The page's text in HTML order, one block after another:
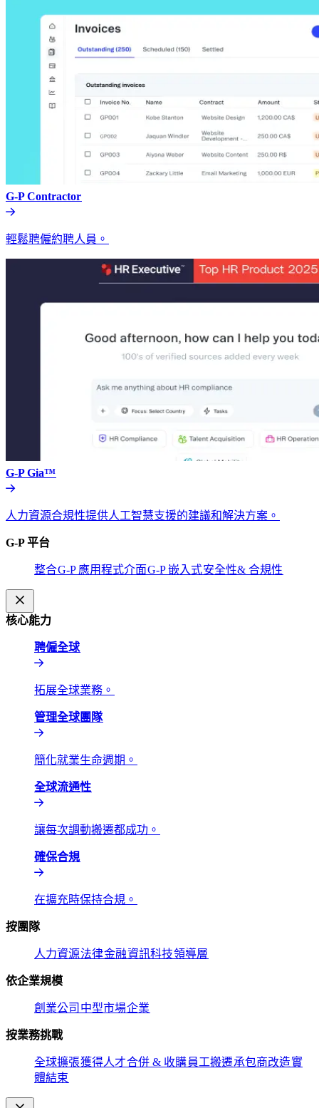
G-P Contractor​​
輕鬆聘僱約聘人員。​​
G-P Gia™​​
人力資源合規性提供人工智慧支援的建議和解決方案。​​
G-P 平台​​
整合​​G-P 應用程式介面​​G-P 嵌入式​​安全性& 合規性​​
核心能力​​
聘僱全球​​
拓展全球業務。​​
管理全球團隊​​
簡化就業生命週期。​​
全球流通性​​
讓每次調動搬遷都成功。​​
確保合規​​
在擴充時保持合規。​​
按團隊​​
人力資源​​法律​​金融​​資訊科技​​領導層​​
依企業規模​​
創業公司​​ 中型市場​​企業​​
按業務挑戰​​
全球擴張​​獲得人才​​合併 & 收購​​員工搬遷​​承包商改造​​實
體結束​​